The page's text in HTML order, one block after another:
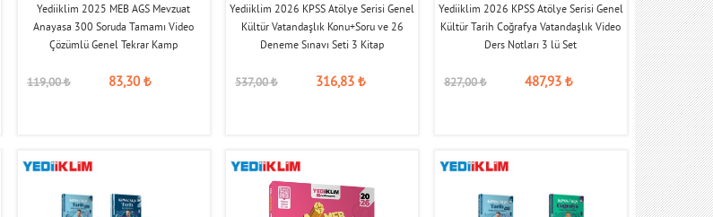
Yediiklim 2025 MEB AGS Mevzuat
Anayasa 300 Soruda Tamamı Video
Çözümlü Genel Tekrar Kamp
119,00₺ 83,30₺
Yediiklim 2026 KPSS Atölye Serisi Genel
Kültür Vatandaşlık Konu+Soru ve 26
Deneme Sınavı Seti 3 Kitap
537,00₺ 316,83 ₺
Yediiklim 2026 KPSS Atölye Serisi Genel
Kültür Tarih Coğrafya Vatandaşlık Video
Ders Notları 3 lü Set
827,00₺ 487,93₺